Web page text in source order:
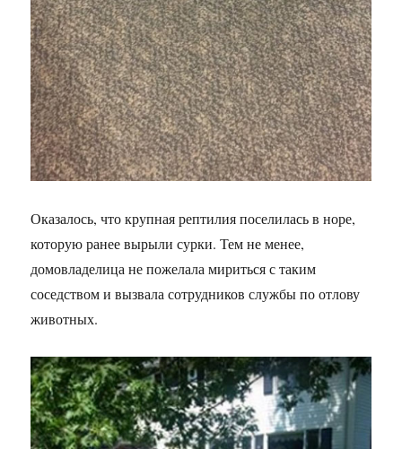
Оказалось, что крупная рептилия поселилась в норе,
которую ранее вырыли сурки. Тем не менее,
домовладелица не пожелала мириться с таким
соседством и вызвала сотрудников службы по отлову
животных.